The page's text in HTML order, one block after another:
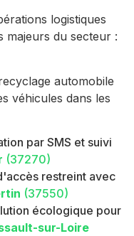
logistiques
majeurs du secteur :
automobile
véhicules dans les
par SMS et suivi
(37270)
restreint avec
(37550)
écologique pour
sur-Loire